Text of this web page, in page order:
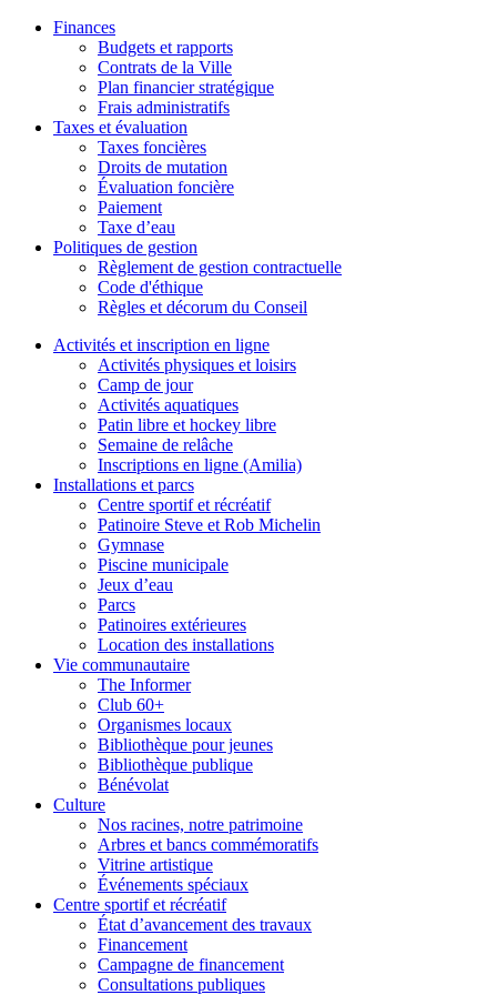
Finances
Budgets et rapports
Contrats de la Ville
Plan financier stratégique
Frais administratifs
Taxes et évaluation
Taxes foncières
Droits de mutation
Évaluation foncière
Paiement
Taxe d’eau
Politiques de gestion
Règlement de gestion contractuelle
Code d'éthique
Règles et décorum du Conseil
Activités et inscription en ligne
Activités physiques et loisirs
Camp de jour
Activités aquatiques
Patin libre et hockey libre
Semaine de relâche
Inscriptions en ligne (Amilia)
Installations et parcs
Centre sportif et récréatif
Patinoire Steve et Rob Michelin
Gymnase
Piscine municipale
Jeux d’eau
Parcs
Patinoires extérieures
Location des installations
Vie communautaire
The Informer
Club 60+
Organismes locaux
Bibliothèque pour jeunes
Bibliothèque publique
Bénévolat
Culture
Nos racines, notre patrimoine
Arbres et bancs commémoratifs
Vitrine artistique
Événements spéciaux
Centre sportif et récréatif
État d’avancement des travaux
Financement
Campagne de financement
Consultations publiques